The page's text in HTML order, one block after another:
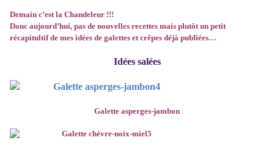
Demain c’est la Chandeleur !!!
Donc aujourd’hui, pas de nouvelles recettes mais plutôt un petit
récapitultif de mes idées de galettes et crêpes déjà publiées…
Idées salées
Galette asperges-jambon